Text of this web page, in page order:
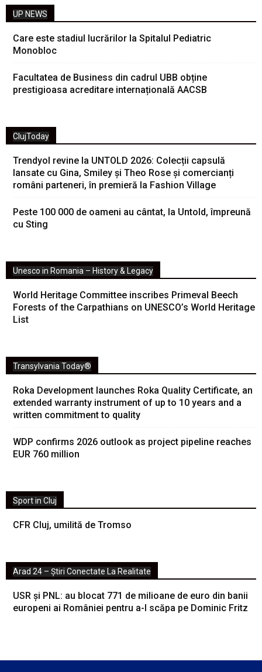
UP NEWS
Care este stadiul lucrărilor la Spitalul Pediatric
Monobloc
Facultatea de Business din cadrul UBB obține
prestigioasa acreditare internațională AACSB
ClujToday
Trendyol revine la UNTOLD 2026: Colecții capsulă
lansate cu Gina, Smiley și Theo Rose și comercianți
români parteneri, în premieră la Fashion Village
Peste 100 000 de oameni au cântat, la Untold, împreună
cu Sting
Unesco in Romania – History & Legacy
World Heritage Committee inscribes Primeval Beech
Forests of the Carpathians on UNESCO’s World Heritage
List
Transylvania Today®
Roka Development launches Roka Quality Certificate, an
extended warranty instrument of up to 10 years and a
written commitment to quality
WDP confirms 2026 outlook as project pipeline reaches
EUR 760 million
Sport in Cluj
CFR Cluj, umilită de Tromso
Arad 24 – Știri Conectate La Realitate
USR și PNL: au blocat 771 de milioane de euro din banii
europeni ai României pentru a-l scăpa pe Dominic Fritz